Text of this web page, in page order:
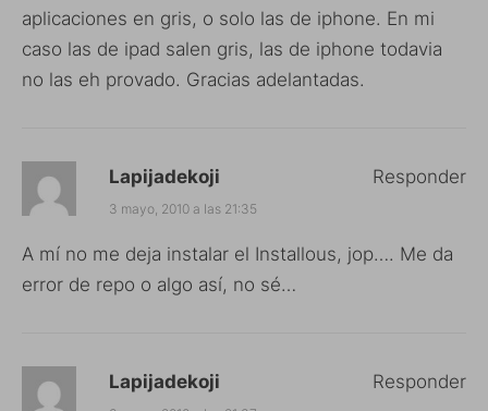
aplicaciones en gris, o solo las de iphone. En mi
caso las de ipad salen gris, las de iphone todavia
no las eh provado. Gracias adelantadas.
Lapijadekoji
3 mayo, 2010 a las 21:35
A mí no me deja instalar el Installous, jop…. Me da
error de repo o algo así, no sé…
Responder
Lapijadekoji Responder